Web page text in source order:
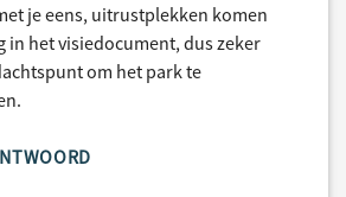
je eens, uitrustplekken komen
in het visiedocument, dus zeker
om het park te